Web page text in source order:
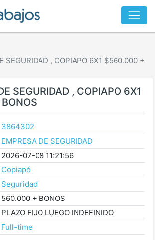
SEGURIDAD , COPIAPO 6X1 $560.000 +
SEGURIDAD , COPIAPO 6X1
3864302
EMPRESA DE SEGURIDAD
2026-07-08 11:21:56
Copiapó
Seguridad
560.000 + BONOS
PLAZO FIJO LUEGO INDEFINIDO
Full-time